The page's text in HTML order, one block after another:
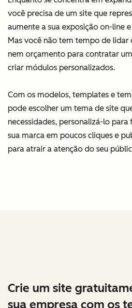
você precisa de um site que
aumente a sua exposição on-line
Mas você não tem tempo de lidar
nem orçamento para contratar
criar módulos personalizados.
Com os modelos, templates e
pode escolher um tema de site
necessidades, personalizá-lo
sua marca em poucos cliques e
para atrair a atenção do seu
Crie um site
sua empresa com os